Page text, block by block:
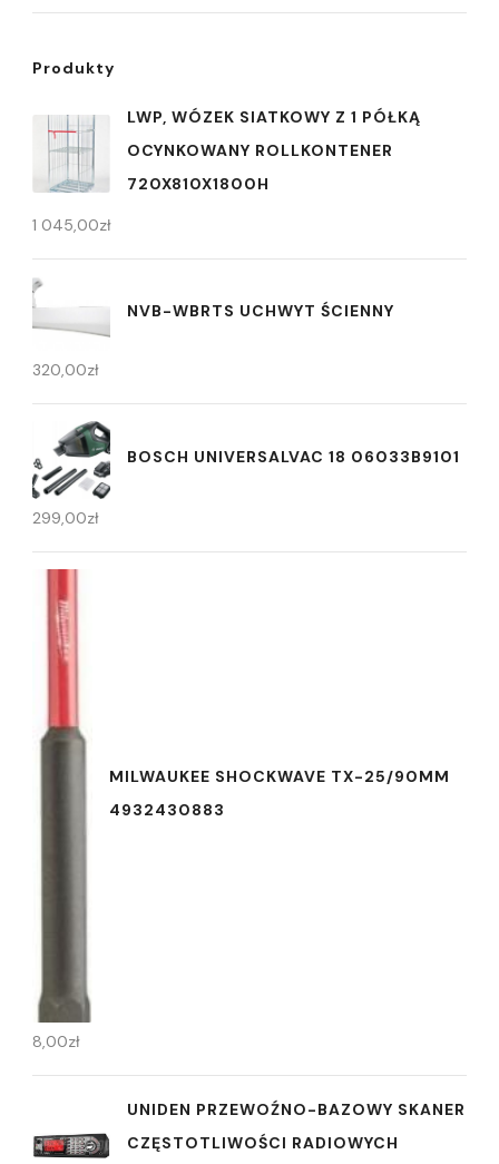
Produkty
LWP, WÓZEK SIATKOWY Z 1 PÓŁKĄ
OCYNKOWANY ROLLKONTENER
720X810X1800H
1 045,00zł
NVB-WBRTS UCHWYT ŚCIENNY
320,00zł
BOSCH UNIVERSALVAC 18 06033B9101
299,00zł
MILWAUKEE SHOCKWAVE TX-25/90MM
4932430883
8,00zł
UNIDEN PRZEWOŹNO-BAZOWY SKANER
CZĘSTOTLIWOŚCI RADIOWYCH